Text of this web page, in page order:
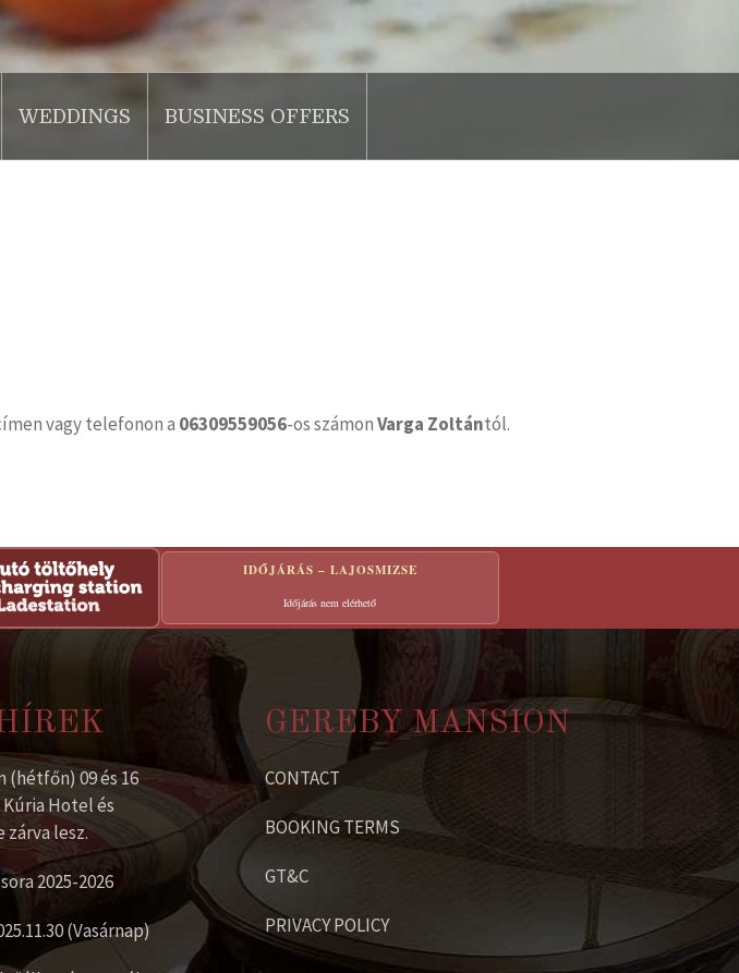
WEDDINGS BUSINESS OFFERS
vagy telefonon a 06309559056-os számonVarga Zoltántól.
IDŐJÁRÁS – LAJOSMIZSE
Időjárás nem elérhető
(hétfőn) 09 és 16
Hotel és
lesz.
2025-2026
(Vasárnap)
GEREBY MANSION
CONTACT
BOOKING TERMS
GT&C
PRIVACY POLICY